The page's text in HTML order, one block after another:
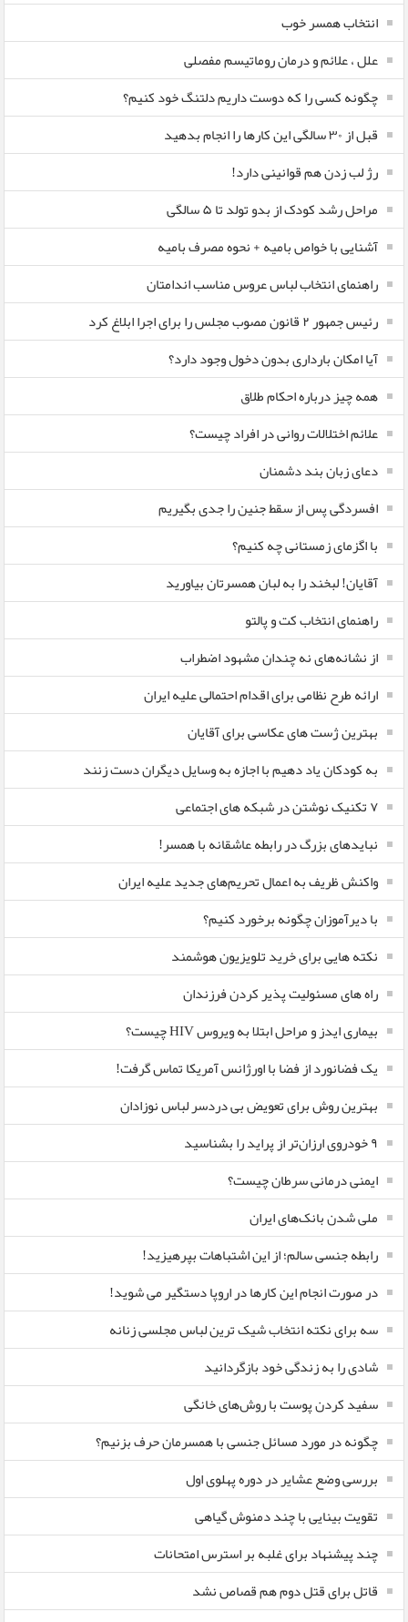
انتخاب همسر خوب
علل ، علائم و درمان روماتیسم مفصلی
چگونه کسی را که دوست داریم دلتنگ خود کنیم؟
قبل از ۳۰ سالگی این کارها را انجام بدهید
رژ لب زدن هم قوانینی دارد!
مراحل رشد کودک از بدو تولد تا ۵ سالگی
آشنایی با خواص بامیه + نحوه مصرف بامیه
راهنمای انتخاب لباس عروس مناسب اندامتان
رئیس جمهور ۲ قانون مصوب مجلس را برای اجرا ابلاغ کرد
آیا امکان بارداری بدون دخول وجود دارد؟
همه چیز درباره احکام طلاق
علائم اختلالات روانی در افراد چیست؟
دعای زبان بند دشمنان
افسردگی پس از سقط جنین را جدی بگیریم
با اگزمای زمستانی چه کنیم؟
آقایان! لبخند را به لبان همسرتان بیاورید
راهنمای انتخاب کت و پالتو
از نشانه‌های نه چندان مشهود اضطراب
ارائه طرح نظامی برای اقدام احتمالی علیه ایران
بهترین ژست های عکاسی برای آقایان
به کودکان یاد دهیم با اجازه به وسایل دیگران دست زنند
۷ تکنیک نوشتن در شبکه های اجتماعی
نبایدهای بزرگ در رابطه عاشقانه با همسر!
واکنش ظریف به اعمال تحریم‌های جدید علیه ایران
با دیرآموزان چگونه برخورد کنیم؟
نکته هایی برای خرید تلویزیون هوشمند
راه های مسئولیت پذیر کردن فرزندان
بیماری ایدز و مراحل ابتلا به ویروس HIV چیست؟
یک فضانورد از فضا با اورژانس آمریکا تماس گرفت!
بهترین روش برای تعویض بی دردسر لباس نوزادان
٩ خودروی ارزان‌تر از پراید را بشناسید
ایمنی درمانی سرطان چیست؟
ملی شدن بانک‌های ایران
رابطه جنسی سالم؛ از این اشتباهات بپرهیزید!
در صورت انجام این کارها در اروپا دستگیر می شوید!
سه برای نکته انتخاب شیک ترین لباس مجلسی زنانه
شادی را به زندگی خود بازگردانید
سفید کردن پوست با روش‌های خانگی
چگونه در مورد مسائل جنسی با همسرمان حرف بزنیم؟
بررسی وضع عشایر در دوره پهلوی اول
تقویت بینایی با چند دمنوش گیاهی
چند پیشنهاد برای غلبه بر استرس امتحانات
قاتل برای قتل دوم هم قصاص نشد